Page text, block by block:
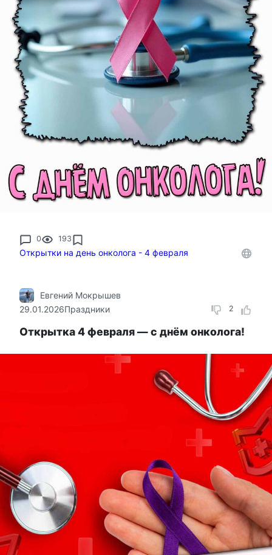
0 193
Открытки на день онколога - 4 февраля
2
Евгений Мокрышев
29.01.2026Праздники
Открытка 4 февраля — с днём онколога!